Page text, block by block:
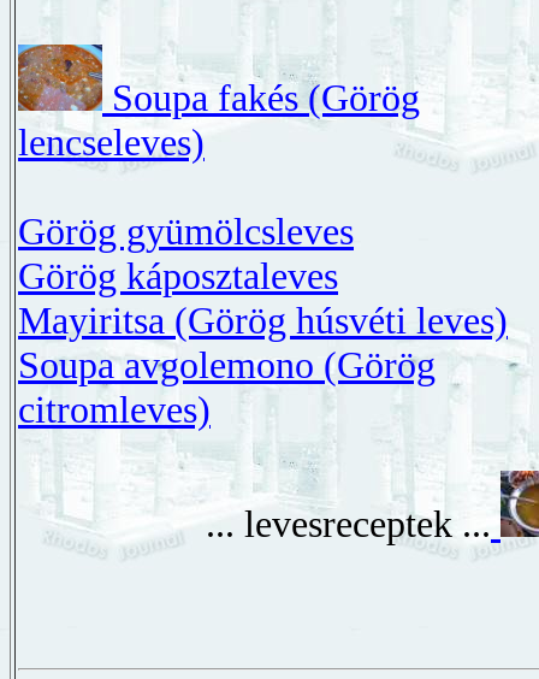
Soupa fakés (Görög
lencseleves)
Görög gyümölcsleves
Görög káposztaleves
Mayiritsa (Görög húsvéti leves)
Soupa avgolemono (Görög
citromleves)
... levesreceptek ...